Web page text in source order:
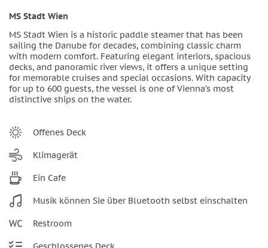
Bewegungsfreiheit oder einen entspannteren Abend
wünschen, erwähnen oft, dass ein höherer Preis das Erlebnis
verbessert.
Wichtige Informationen:
• Diese Veranstaltung findet bei fast allen
vor der Veranstaltung kontaktieren, falls die Party aufgrund
der Wetterbedingungen abgesagt oder verschoben werden
muss. • Nach der Buchung können Tickets nur in
Ausnahmefällen erstattet werden. • In den kälteren
Monaten kann das Wasser des Flusses sehr kalt sein (viel
kälter als in der Innenstadt). • Bitte kleiden Sie sich
Bord eine kostenlose Garderobe zur Verfügung). • Wenn der
After-Party-Club bereits freien Eintritt gewährt, erhalten Sie
MS Stadt Wien
MS Stadt Wien is a historic paddle steamer that has been
sailing the Danube for decades, combining classic charm
with modern comfort. Featuring elegant interiors, spacious
decks, and panoramic river views, it offers a unique setting
for memorable cruises and special occasions. With capacity
for up to 600 guests, the vessel is one of Vienna’s most
distinctive ships on the water.
Offenes Deck
Klimagerät
Ein Cafe
Musik können Sie über Bluetooth selbst einschalten
Restroom